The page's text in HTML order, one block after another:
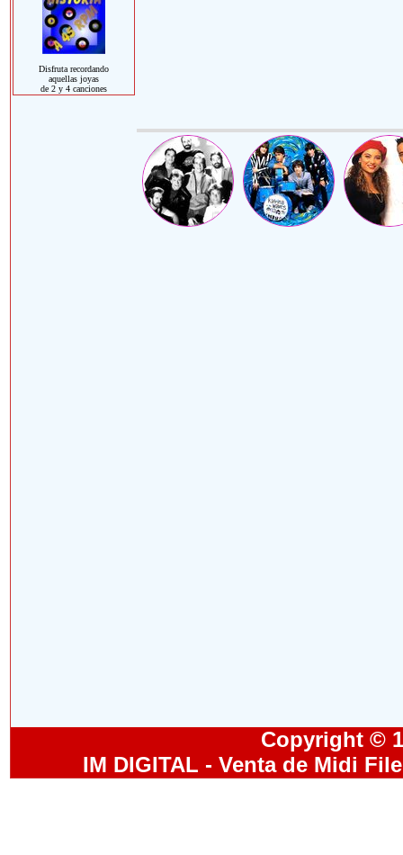
Disfruta recordando
aquellas joyas
de 2 y 4 canciones
Copyright ©
IM DIGITAL - Venta de Midi